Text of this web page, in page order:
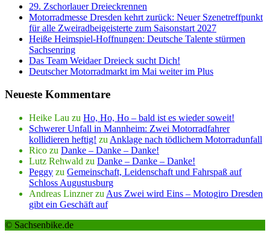
29. Zschorlauer Dreieckrennen
Motorradmesse Dresden kehrt zurück: Neuer Szenetreffpunkt
für alle Zweiradbeigeisterte zum Saisonstart 2027
Heiße Heimspiel-Hoffnungen: Deutsche Talente stürmen
Sachsenring
Das Team Weidaer Dreieck sucht Dich!
Deutscher Motorradmarkt im Mai weiter im Plus
Neueste Kommentare
Heike Lau zu Ho, Ho, Ho – bald ist es wieder soweit!
Schwerer Unfall in Mannheim: Zwei Motorradfahrer
kollidieren heftig! zu Anklage nach tödlichem Motorradunfall
Rico zu Danke – Danke – Danke!
Lutz Rehwald zu Danke – Danke – Danke!
Peggy zu Gemeinschaft, Leidenschaft und Fahrspaß auf
Schloss Augustusburg
Andreas Linznerzu Aus Zwei wird Eins – Motogiro Dresden
gibt ein Geschäft auf
© Sachsenbike.de